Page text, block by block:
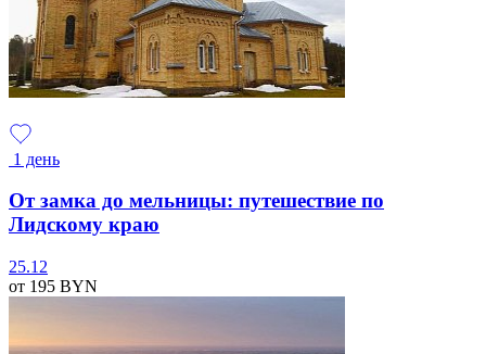
1 день
От замка до мельницы: путешествие по
Лидскому краю
25.12
от 195 BYN